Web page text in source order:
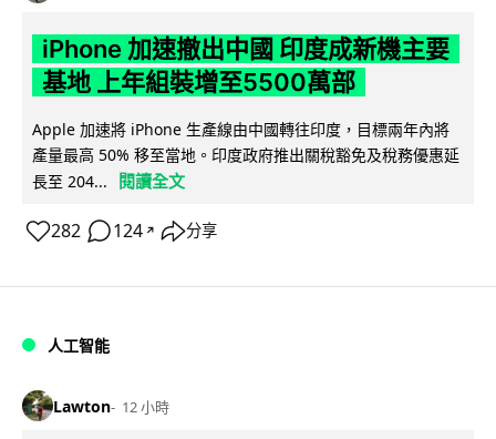
iPhone 加速撤出中國 印度成新機主要
基地 上年組裝增至5500萬部
Apple 加速將 iPhone 生產線由中國轉往印度，目標兩年內將
產量最高 50% 移至當地。印度政府推出關稅豁免及稅務優惠延
長至 204...
閱讀全文
282 124 ↗ 分享
人工智能
Lawton 12 小時